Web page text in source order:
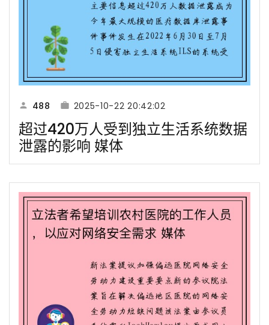
488 2025-10-22 20:42:02
超过420万人受到独立生活系统数据
泄露的影响 媒体